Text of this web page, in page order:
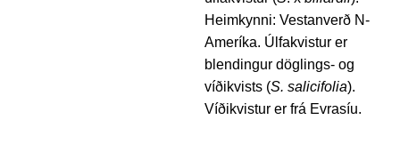
Heimkynni: Vestanverð N-
Ameríka. Úlfakvistur er
blendingur döglings- og
víðikvists (S. salicifolia).
Víðikvistur er frá Evrasíu.